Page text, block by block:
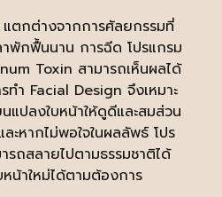
ตกต่างจากการศัลยกรรมที่
าพักฟื้นนาน การฉีด โปรแกรม
Toxin สามารถเห็นผลได้
ทำ Facial Design จึงเหมาะ
แปลงใบหน้าให้ดูดีและสมส่วน
ะหากไม่พอใจในผลลัพธ์ โปร
ถสลายไปตามธรรมชาติได้
น้าใหม่ได้ตามต้องการ